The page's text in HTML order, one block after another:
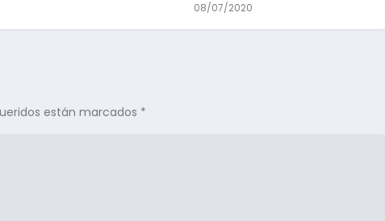
08/07/2020
están marcados *